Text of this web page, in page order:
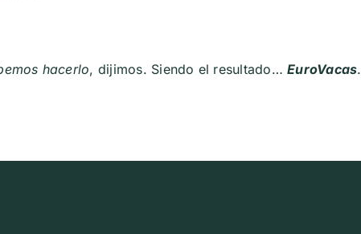
hacerlo, dijimos. Siendo el resultado…EuroVacas.